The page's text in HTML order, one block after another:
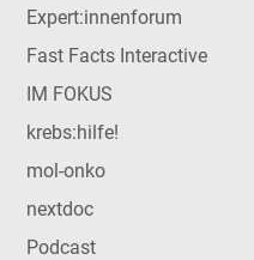
Expert:innenforum
Fast Facts Interactive
IM FOKUS
krebs:hilfe!
mol-onko
nextdoc
Podcast